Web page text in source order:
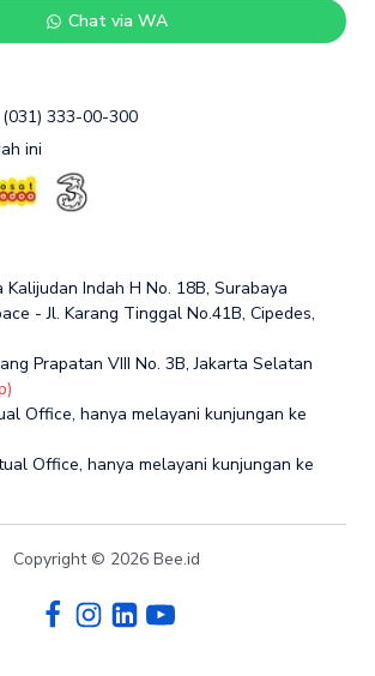
Chat via WA
(031) 333-00-300
ini
Kalijudan Indah H No. 18B, Surabaya
- Jl. Karang Tinggal No.41B, Cipedes,
Prapatan VIII No. 3B, Jakarta Selatan
Office, hanya melayani kunjungan ke
Office, hanya melayani kunjungan ke
Copyright © 2026 Bee.id